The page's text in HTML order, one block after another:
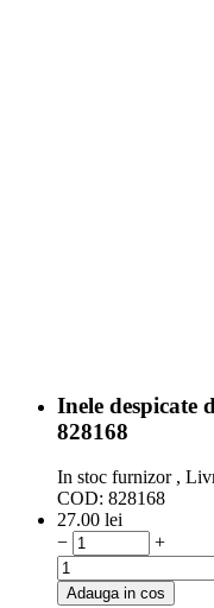
Inele despicate
828168
In stoc furnizor ,
COD: 828168
27.00 lei
−
+
Adauga in cos